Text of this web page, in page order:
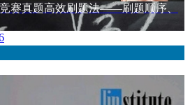
赛真题高效刷题法——刷题顺序、